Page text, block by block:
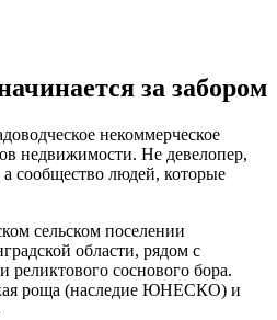
за забором
некоммерческое
недвижимости. Не девелопер,
сообщество людей, которые
сельском поселении
области, рядом с
соснового бора.
роща (наследие ЮНЕСКО) и